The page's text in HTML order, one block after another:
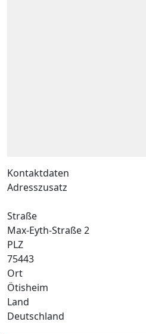
Kontaktdaten
Adresszusatz
Straße
Max-Eyth-Straße 2
PLZ
75443
Ort
Ötisheim
Land
Deutschland